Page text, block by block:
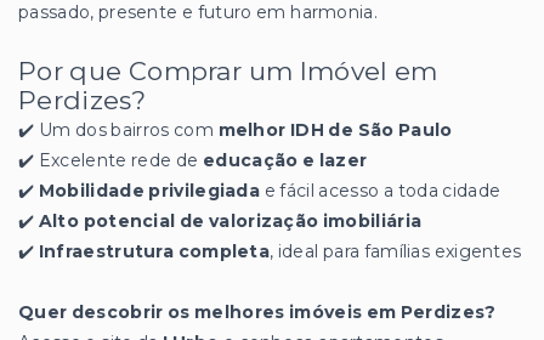
passado, presente e futuro em harmonia.
Por que Comprar um Imóvel em
Perdizes?
✔️ Um dos bairros com melhor IDH de São Paulo
✔️ Excelente rede de educação e lazer
✔️ Mobilidade privilegiada e fácil acesso a toda cidade
✔️ Alto potencial de valorização imobiliária
✔️ Infraestrutura completa, ideal para famílias exigentes
Quer descobrir os melhores imóveis em Perdizes?